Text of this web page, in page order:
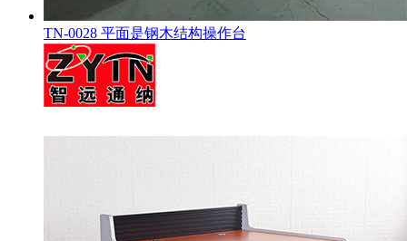
TN-0028 平面是钢木结构操作台